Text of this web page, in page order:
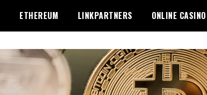
ETHEREUM LINKPARTNERS ONLINE CASINO